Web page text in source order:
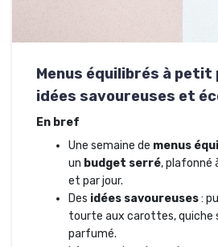
Menus équilibrés à petit
idées savoureuses et
En bref
Une semaine de menus
un budget serré, plafonné
et par jour.
Des idées savoureuses:
tourte aux carottes, quiche
parfumé.